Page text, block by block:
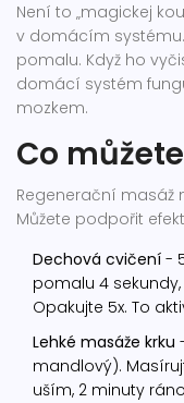
Není to „magickej
v domácím systému.
pomalu. Když ho
domácí systém
mozkem.
Co
Regenerační masáž
Můžete podpořit
Dechová cvičení -
pomalu 4 sekundy,
Opakujte 5x. To
Lehké masáže krku
mandlový).
uším, 2 minuty